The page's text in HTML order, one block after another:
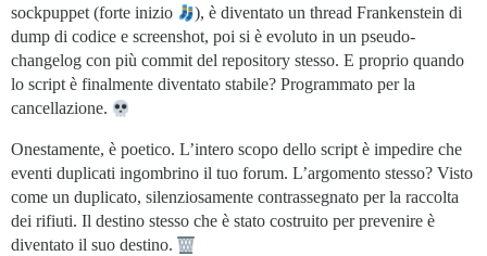
sockpuppet (forte inizio
), è diventato un thread Frankenstein di
dump di codice e screenshot, poi si è evoluto in un pseudo-
changelog con più commit del repository stesso. E proprio quando
lo script è finalmente diventato stabile? Programmato per la
cancellazione.
Onestamente, è poetico. L’intero scopo dello script è impedire che
eventi duplicati ingombrino il tuo forum. L’argomento stesso? Visto
come un duplicato, silenziosamente contrassegnato per la raccolta
dei rifiuti. Il destino stesso che è stato costruito per prevenire è
diventato il suo destino.